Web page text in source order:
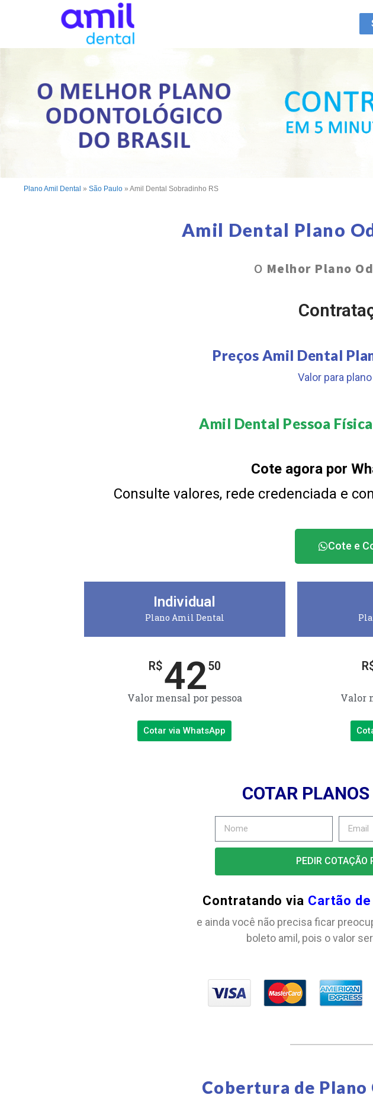
Plano Amil Dental » São Paulo » Amil Dental Sobradinho RS
Amil Dental Plano
O Melhor Plano
Preços Amil Dental
Valor para
Amil Dental Pessoa
Cote agora por
Consulte valores, rede credenciada e
Cote e
Individual
Plano Amil Dental
R$4250
Valor mensal por pessoa
Cotar via WhatsApp
Valor
COTAR
PEDIR COTAÇÃO
Contratando via Cartão
e ainda você não precisa ficar
boleto amil, pois o valor
Cobertura de